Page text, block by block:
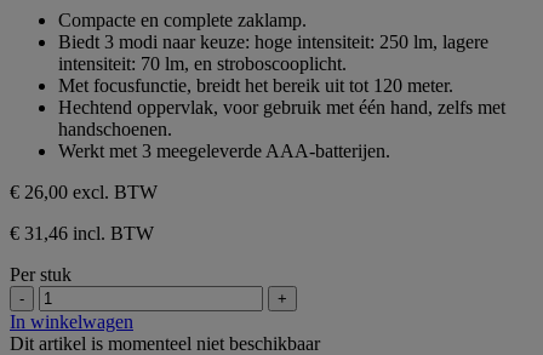
sterren.
Compacte en complete zaklamp.
Biedt 3 modi naar keuze: hoge intensiteit: 250 lm, lagere
intensiteit: 70 lm, en stroboscooplicht.
Met focusfunctie, breidt het bereik uit tot 120 meter.
Hechtend oppervlak, voor gebruik met één hand, zelfs met
handschoenen.
Werkt met 3 meegeleverde AAA-batterijen.
€ 26,00 excl. BTW
€ 31,46 incl. BTW
Per stuk
- +
In winkelwagen
Dit artikel is momenteel niet beschikbaar